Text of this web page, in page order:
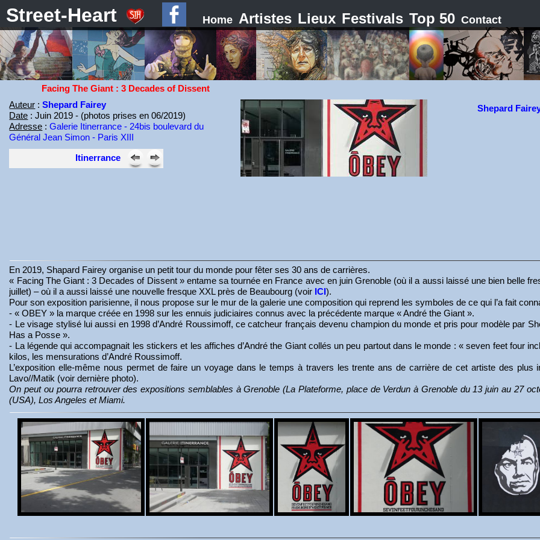
Street-Heart Home Artistes Lieux Festivals Top 50 Contact
Facing The Giant : 3 Decades of Dissent
Auteur :Shepard Fairey
Date : Juin 2019 - (photos prises en 06/2019)
Adresse :Galerie Itinerrance - 24bis boulevard du
Général Jean Simon - Paris XIII
Itinerrance
Shepard
En 2019, Shapard Fairey organise un petit tour du monde pour fêter ses 30 ans de carrières.
« Facing The Giant : 3 Decades of Dissent » entame sa tournée en France avec en juin Grenoble (où il a aussi laissé une bien belle
juillet) – où il a aussi laissé une nouvelle fresque XXL près de Beaubourg (voir ICI).
Pour son exposition parisienne, il nous propose sur le mur de la galerie une composition qui reprend les symboles de ce qui l’a fait
- « OBEY » la marque créée en 1998 sur les ennuis judiciaires connus avec la précédente marque « André the Giant ».
- Le visage stylisé lui aussi en 1998 d’André Roussimoff, ce catcheur français devenu champion du monde et pris pour modèle par
Has a Posse ».
- La légende qui accompagnait les stickers et les affiches d’André the Giant collés un peu partout dans le monde : « seven feet four
kilos, les mensurations d’André Roussimoff.
L’exposition elle-même nous permet de faire un voyage dans le temps à travers les trente ans de carrière de cet artiste des plus
Lavo//Matik (voir dernière photo).
On peut ou pourra retrouver des expositions semblables à Grenoble (La Plateforme, place de Verdun à Grenoble du 13 juin au 27
(USA), Los Angeles et Miami.